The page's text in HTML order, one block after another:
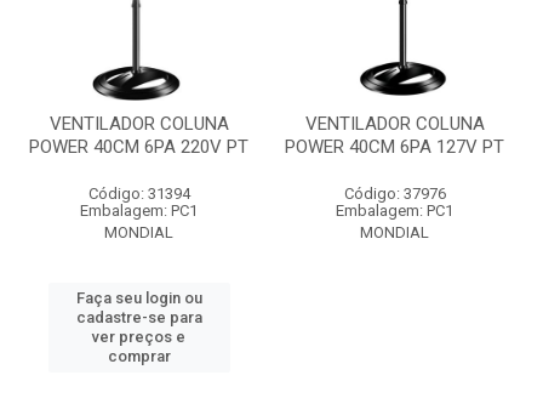
VENTILADOR COLUNA
POWER 40CM 6PA 220V PT
Código: 31394
Embalagem: PC1
MONDIAL
Faça seu login ou
cadastre-se para
ver preços e
comprar
VENTILADOR COLUNA
POWER 40CM 6PA 127V PT
Código: 37976
Embalagem: PC1
MONDIAL